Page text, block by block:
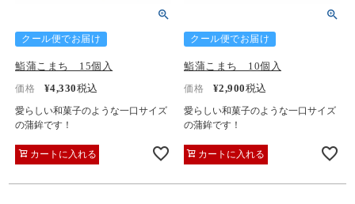
クール便でお届け
鮨蒲こまち 15個入
価格 ¥4,330税込
愛らしい和菓子のような一口サイズ
の蒲鉾です！
カートに入れる
クール便でお届け
鮨蒲こまち 10個入
価格 ¥2,900税込
愛らしい和菓子のような一口サイズ
の蒲鉾です！
カートに入れる